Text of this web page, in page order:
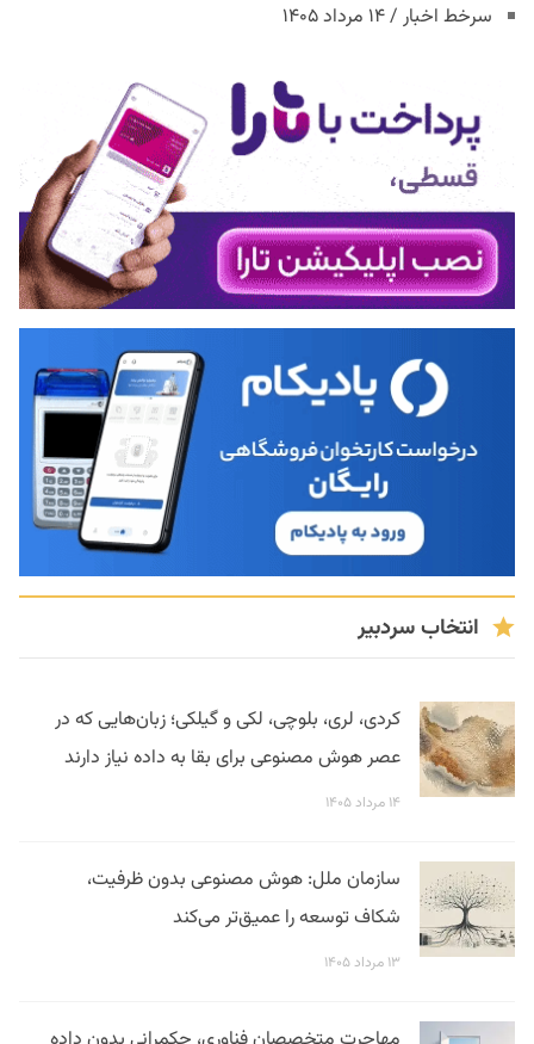
سرخط اخبار / ۱۴ مرداد ۱۴۰۵
انتخاب سردبیر
کردی، لری، بلوچی، لکی و گیلکی؛ زبان‌هایی که در
عصر هوش مصنوعی برای بقا به داده نیاز دارند
۱۴ مرداد ۱۴۰۵
سازمان ملل: هوش مصنوعی بدون ظرفیت،
شکاف توسعه را عمیق‌تر می‌کند
۱۳ مرداد ۱۴۰۵